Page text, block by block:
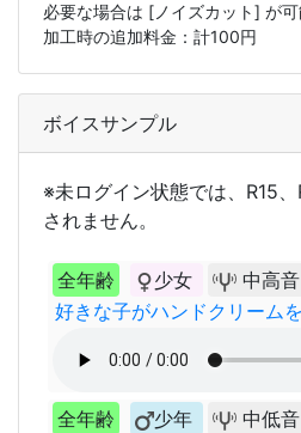
必要な場合は [ノイズカット] が
加工時の追加料金：計100円
ボイスサンプル
※未ログイン状態では、R15
されません。
全年齢 少女 中高音
好きな子がハンドクリーム
全年齢 少年 中低音